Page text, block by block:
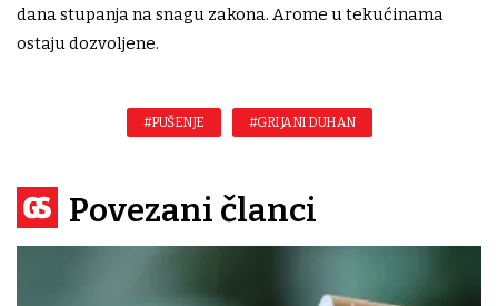
dana stupanja na snagu zakona. Arome u tekućinama
ostaju dozvoljene.
#PUŠENJE #GRIJANI DUHAN
Povezani članci